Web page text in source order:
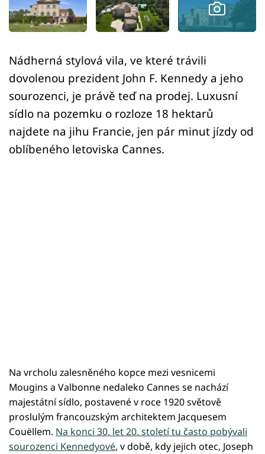
Nádherná stylová vila, ve které trávili
dovolenou prezident John F. Kennedy a jeho
sourozenci, je právě teď na prodej. Luxusní
sídlo na pozemku o rozloze 18 hektarů
najdete na jihu Francie, jen pár minut jízdy od
oblíbeného letoviska Cannes.
Na vrcholu zalesněného kopce mezi vesnicemi
Mougins a Valbonne nedaleko Cannes se nachází
majestátní sídlo, postavené v roce 1920 světově
proslulým francouzským architektem Jacquesem
Couëllem. Na konci 30. let 20. století tu často pobývali
sourozenci Kennedyové, v době, kdy jejich otec, Joseph